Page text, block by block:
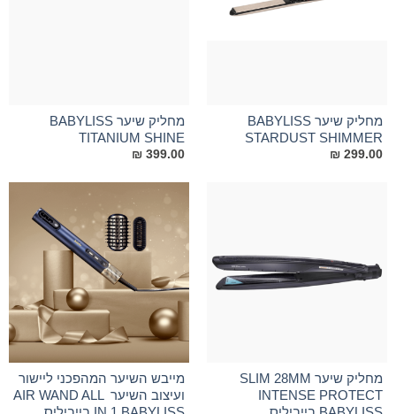
מחליק שיער BABYLISS
STARDUST SHIMMER
₪ 299.00
מחליק שיער BABYLISS
TITANIUM SHINE
₪ 399.00
מחליק שיער SLIM 28MM
INTENSE PROTECT
מייבש השיער המהפכני ליישור
ועיצוב השיער AIR WAND ALL